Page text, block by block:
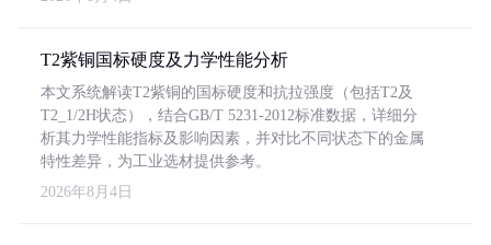
T2紫铜国标硬度及力学性能分析
本文系统解读T2紫铜的国标硬度和抗拉强度（包括T2及
T2_1/2H状态），结合GB/T 5231-2012标准数据，详细分
析其力学性能指标及影响因素，并对比不同状态下的金属
特性差异，为工业选材提供参考。
2026年8月4日